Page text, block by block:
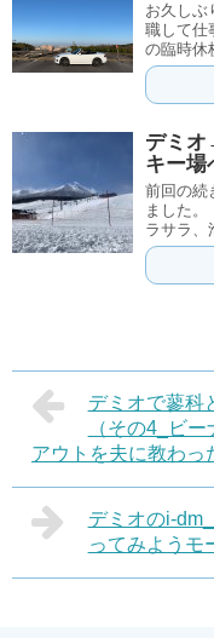
お久しぶ
職して仕
の臨時休
デミ
キー場
前回の続
ました。
ラサラ、
デミオで蓼科
（その4_ビ
アウトを夫に教わっ
デミオのi-
ってみようモ